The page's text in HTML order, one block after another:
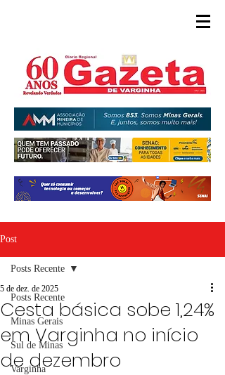
Post
Posts Recente
Minas Gerais
Sul de Minas
Varginha
Posts Recente
Cesta básica sobe 1,24%
em Varginha no início
de dezembro
5 de dez. de 2025